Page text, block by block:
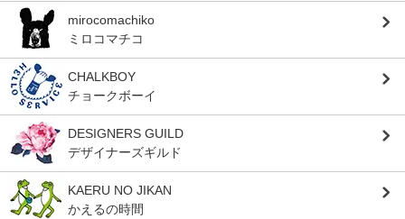
mirocomachiko
ミロコマチコ
CHALKBOY
チョークボーイ
DESIGNERS GUILD
デザイナーズギルド
KAERU NO JIKAN
かえるの時間